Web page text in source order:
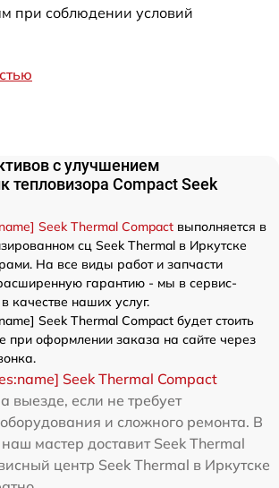
при соблюдении условий
с улучшением
тепловизора Compact Seek
Seek Thermal Compact выполняется в
сц Seek Thermal в Иркутске
На все виды работ и запчасти
гарантию - мы в сервис-
качестве наших услуг.
Seek Thermal Compact будет стоить
при оформлении заказа на сайте через
Seek Thermal Compact
выезде, если не требует
и сложного ремонта. В
мастер доставит Seek Thermal
центр Seek Thermal в Иркутске